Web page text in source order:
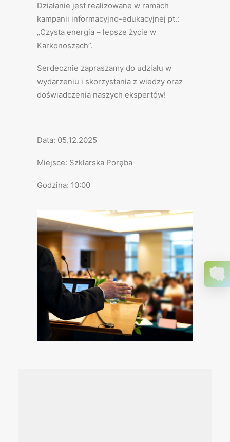
Działanie jest realizowane w ramach
kampanii informacyjno-edukacyjnej pt.:
„Czysta energia – lepsze życie w
Karkonoszach”.
Serdecznie zapraszamy do udziału w
wydarzeniu i skorzystania z wiedzy oraz
doświadczenia naszych ekspertów!
Data: 05.12.2025
Miejsce: Szklarska Poręba
Godzina: 10:00